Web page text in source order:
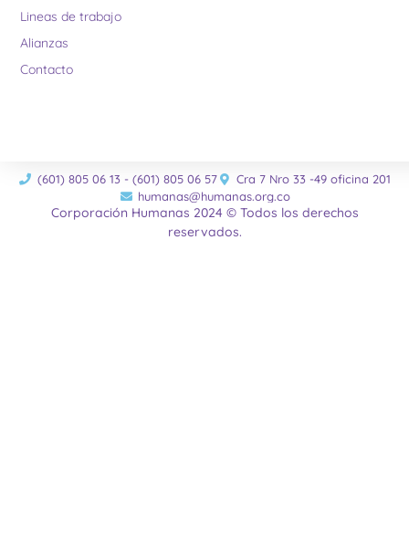
Lineas de trabajo
Alianzas
Contacto
(601) 805 06 13 - (601) 805 06 57
Cra 7 Nro 33 -49 oficina 201
humanas@humanas.org.co
Corporación Humanas 2024 © Todos los derechos
reservados.